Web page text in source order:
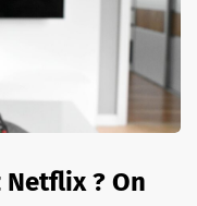
Netflix ? On